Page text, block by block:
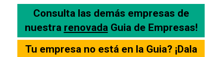
Consulta las demás empresas de
nuestra renovadaGuia de Empresas!
Tu empresa no está en la Guia? ¡Dala